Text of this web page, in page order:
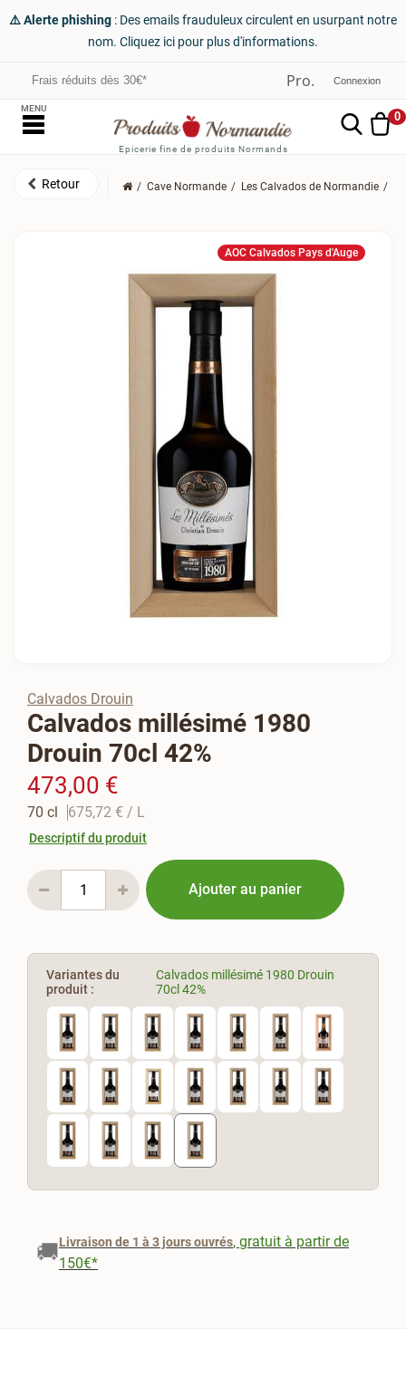
⚠️ Alerte phishing : Des emails frauduleux circulent en usurpant notre
nom. Cliquez ici pour plus d'informations.
Frais réduits dès 30€* Connexion
Epicerie fine de produits Normands
0
MENU
Cave Normande Les Calvados de Normandie
AOC Calvados Pays d'Auge
Calvados Drouin
Calvados millésimé 1980
Drouin 70cl 42%
473,00 €
70 cl 675,72 € / L
Descriptif du produit
Ajouter au panier
Variantes du
produit :
Calvados millésimé 1980 Drouin
70cl 42%
🚚Livraison de 1 à 3 jours ouvrés, gratuit à partir de
150€*